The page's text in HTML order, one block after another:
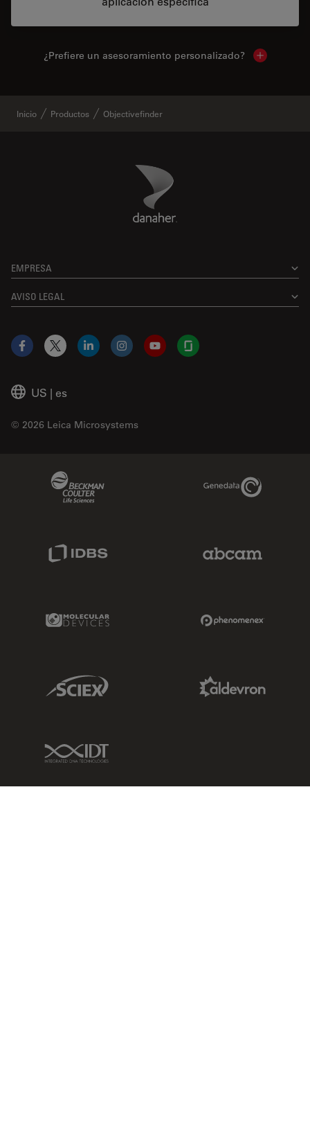
¿Prefiere un asesoramiento personalizado? Show local
Inicio Productos Objectivefinder
Danaher Logo
EMPRESA
AVISO LEGAL
US | es
© 2026 Leica Microsystems
Facebook
X LinkedInInstagramYouTubeGlassdoor
Genedata Link
Molecular Devices Link
Sciex Link
IDT Link